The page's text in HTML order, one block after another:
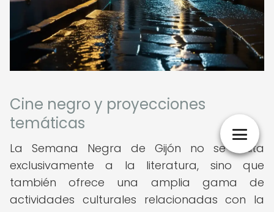
Cine negro y proyecciones
temáticas
La Semana Negra de Gijón no se limita
exclusivamente a la literatura, sino que
también ofrece una amplia gama de
actividades culturales relacionadas con la